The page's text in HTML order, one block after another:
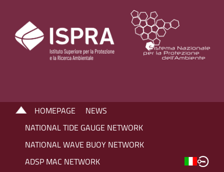
HOMEPAGE
NEWS
NATIONAL TIDE GAUGE NETWORK
NATIONAL WAVE BUOY NETWORK
ADSP MAC NETWORK